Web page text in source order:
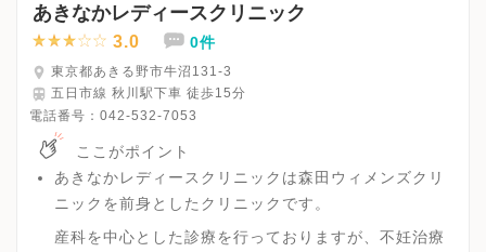
あきなかレディースクリニック
3.0 0件
東京都あきる野市牛沼131-3
五日市線 秋川駅下車 徒歩15分
電話番号： 042-532-7053
ここがポイント
あきなかレディースクリニックは森田ウィメンズクリ
ニックを前身としたクリニックです。
産科を中心とした診療を行っておりますが、不妊治療